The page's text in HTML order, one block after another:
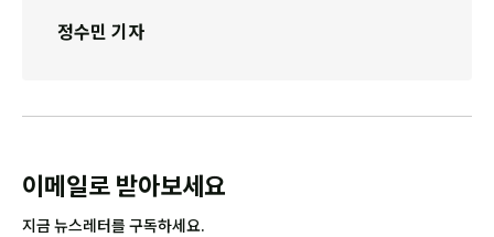
정수민 기자
이메일로 받아보세요
지금 뉴스레터를 구독하세요.